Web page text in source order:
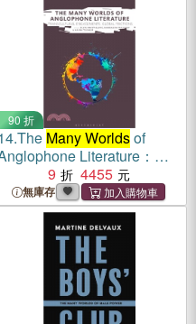
90 折
The Many Worldsof
Literature：
Transcultural Engagements,
Global Frictions
9 4455
無庫存